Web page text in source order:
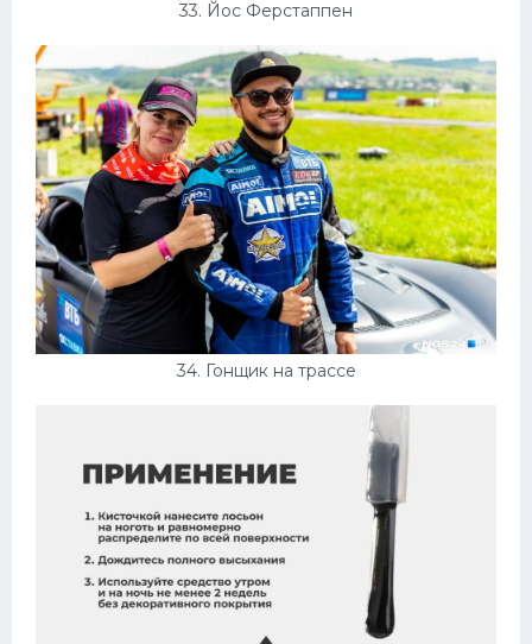
33. Йос Ферстаппен
34. Гонщик на трассе